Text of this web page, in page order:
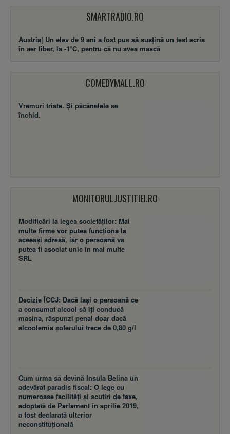
SMARTRADIO.RO
Austria| Un elev de 9 ani a fost pus să susţină un test scris
în aer liber, la -1°C, pentru că nu avea mască
COMEDYMALL.RO
Vremuri triste. Şi păcănelele se
închid.
MONITORULJUSTITIEI.RO
Modificări la legea societăţilor: Mai
multe firme vor putea funcţiona la
aceeaşi adresă, iar o persoană va
putea fi asociat unic în mai multe
SRL
Decizie ÎCCJ: Dacă laşi o persoană ce
a consumat alcool să îţi conducă
maşina, răspunzi penal doar dacă
alcoolemia şoferului trece de 0,80 g/l
Cum urma să devină Insula Belina un
adevărat paradis fiscal: O lege cu
numeroase facilităţi şi scutiri de taxe,
adoptată de Parlament în aprilie 2019,
a fost declarată ulterior
neconstituţională